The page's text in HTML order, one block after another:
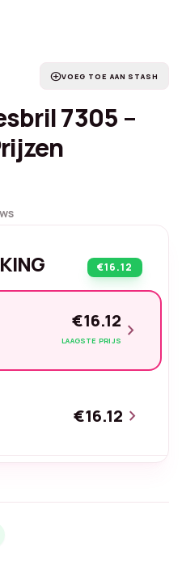
add_circleVOEG TOE AAN STASH
7305 –
€16.12
€16.12
LAAGSTE PRIJS chevron_right
€16.12 chevron_right